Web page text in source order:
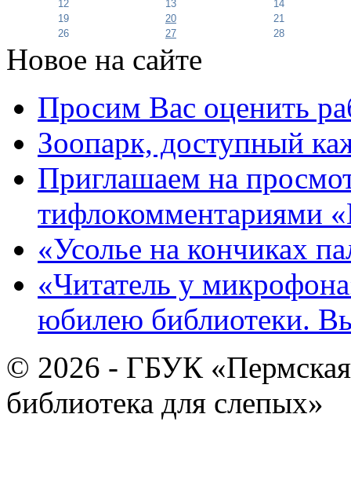
12
13
14
19
20
21
26
27 28
Новое на сайте
Просим Вас оценить
Зоопарк, доступный
Приглашаем на
тифлокомментариями
«Усолье на кончиках
«Читатель у
юбилею библиотеки.
© 2026 - ГБУК «Пермская
библиотека для слепых»